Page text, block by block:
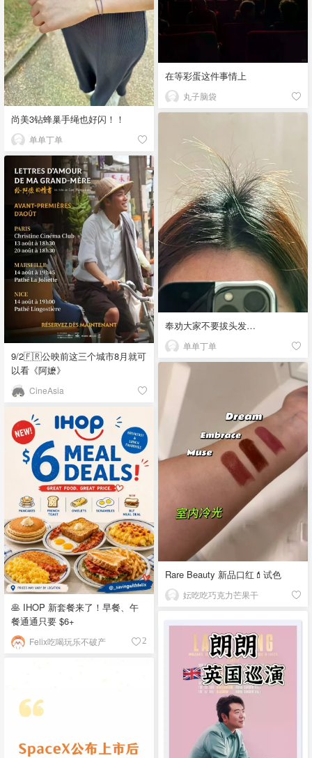
在等彩蛋这件事情上
丸子脑袋
尚美3钻蜂巢手绳也好闪！！
单单丁单
奉劝大家不要拔头发…
单单丁单
9/2🇫🇷公映前这三个城市8月就可
以看《阿嬷》
CineAsia
Rare Beauty 新品口红💄试色
妘吃吃巧克力芒果干
🥞 IHOP 新套餐来了！早餐、午
餐通通只要 $6+
Felix吃喝玩乐不破产 2